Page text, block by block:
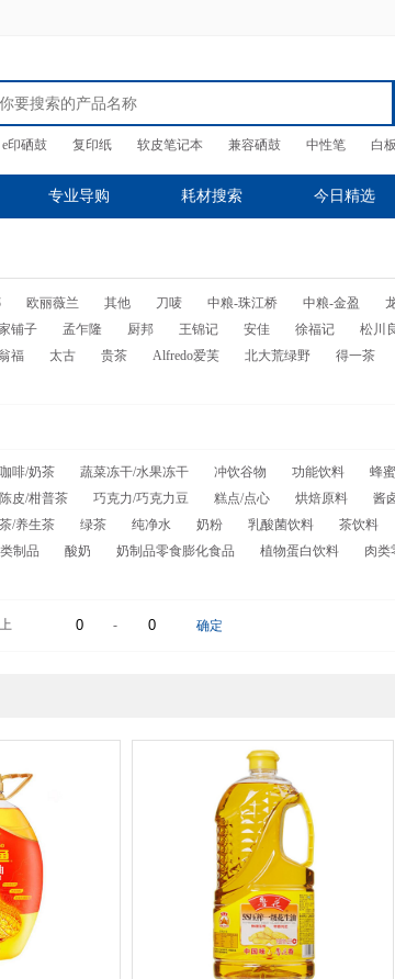
e印硒鼓 复印纸 软皮笔记本 兼容硒鼓 中性笔 白板
专业导购 耗材搜索 今日精选
欧丽薇兰 其他 刀唛 中粮-珠江桥 中粮-金盈
铺子 孟乍隆 厨邦 王锦记 安佳 徐福记 松川
福 太古 贵茶 Alfredo爱芙 北大荒绿野 得一茶
咖啡/奶茶 蔬菜冻干/水果冻干 冲饮谷物 功能饮料 蜂
陈皮/柑普茶 巧克力/巧克力豆 糕点/点心 烘焙原料 酱
/养生茶 绿茶 纯净水 奶粉 乳酸菌饮料 茶饮料
制品 酸奶 奶制品零食膨化食品 植物蛋白饮料 肉类
- 确定